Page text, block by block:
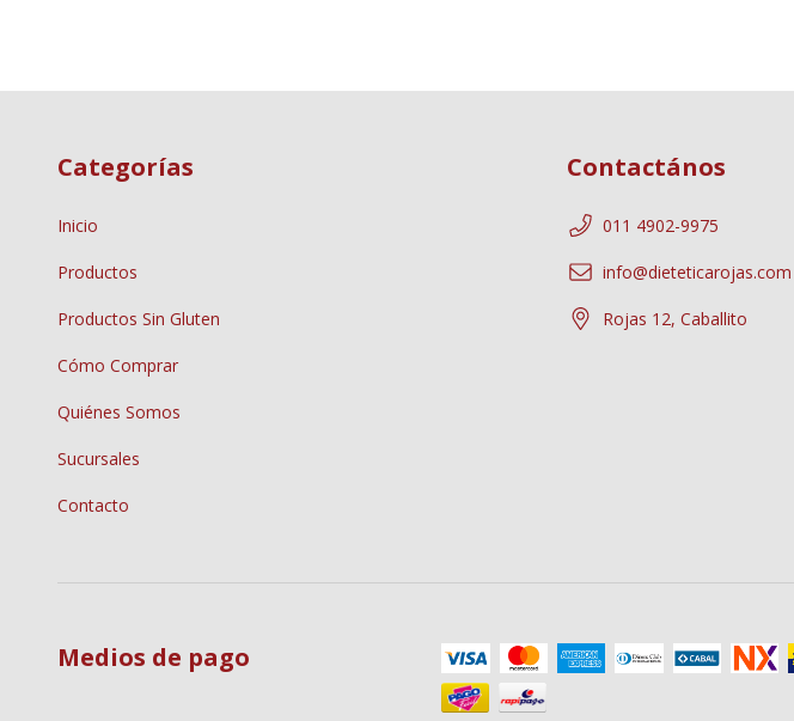
Categorías
Inicio
Productos
Productos Sin Gluten
Cómo Comprar
Quiénes Somos
Sucursales
Contacto
Contactános
011 4902-9975
info@dieteticarojas.com
Rojas 12, Caballito
Medios de pago